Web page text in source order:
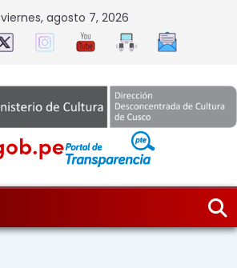
viernes, agosto 7, 2026